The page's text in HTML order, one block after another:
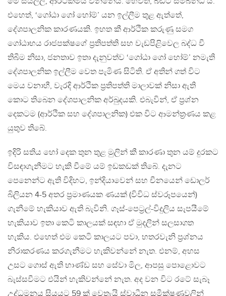
එහෙත්, ‘ගෝඨා ගෝ හෝම්’ යන ඉල්ලීම තුළ ඇත්තේ,
දේශපාලනික කාරණයකි. ඉහත කී ආර්ථික කරුණු සමග
ගෝඨාභය රාජපක්ෂගේ ප්‍රතිපත්ති සහ වැඩපිළිවෙල බද්ධ වී
තිබීම නිසා, ජනතාව ඉතා දැනුවත්ව ‘ගෝඨා ගෝ හෝම්’ නමැති
දේශපාලනික ඉල්ලීම වෙත පැමිණ සිටිති. ඒ අතින් ගත් විට
මෙය වනාහී, වැරදි ආර්ථික ප්‍රතිපත්ති මාලාවක් නිසා ඇති
කොට තිබෙන දේශපාලනික අර්බුදයකි. එබැවින්, ඒ ප්‍රශ්න
දෙකටම (ආර්ථික සහ දේශපාලනික) එක විට ආමන්ත්‍රණය කළ
යුතුව තිබේ.
ඉදිරි සතිය හෝ දෙක තුන තුළ මුලින් කී කාරණා තුන යම් දුරකට
විසඳාගැනීමට හැකි වීමේ යම් ඉඩකඩක් තිබේ. දැනට
පෙනෙන්ට ඇති විදිහට, ඉන්දියාවෙන් සහ චීනයෙන් ඩොලර්
බිලියන 4-5 අතර ප්‍රමාණයක ණයක් (විවිධ ස්වරූපයෙන්)
ගැනීමේ හැකියාව ඇති බැවිනි. ගෑස්-පෙට්‍රල්-විදුලිය සැපයීමේ
හැකියාව ඉතා කෙටි කාලයක් සඳහා ඒ මුදලින් සලසාගත
හැකිය. එහෙත් එම කෙටි කාලයට පවා, හතරවැනි ප්‍රශ්නය
නිරාකරණය කරගැනීමට හැකිවන්නේ නැත. එනම්, අහස
උසට ගොස් ඇති භාණ්ඩ සහ සේවා මිල, ආපසු පොළොවට
බැස්සවීමට එයින් හැකිවන්නේ නැත. අද වන විට රටේ සැබෑ
උද්ධමනය සියයට 59 ක් වෙතැයි ස්වාධීන සමීක්ෂණවලින්